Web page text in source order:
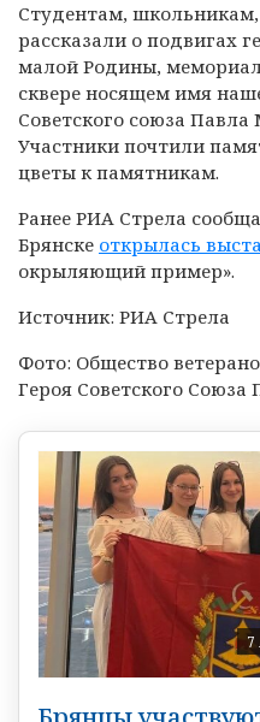
Студентам,
рассказали о подвигах
малой Родины,
сквере носящем имя
Советского союза
Участники почтили
цветы к памятникам.
Ранее РИА Стрела
Брянске открылась
окрыляющий пример».
Источник: РИА Стрела
Фото: Общество
Героя Советского
7